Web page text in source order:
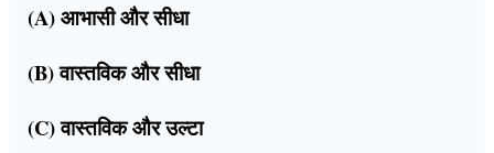
(A) आभासी और सीधा
(B) वास्तविक और सीधा
(C) वास्तविक और उल्टा